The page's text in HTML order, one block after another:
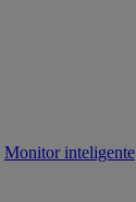
Monitor inteligente